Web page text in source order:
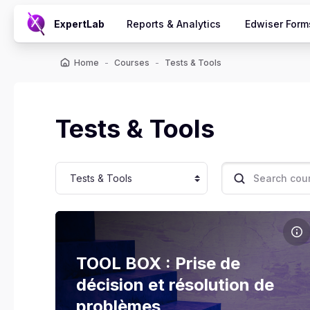
ExpertLab Reports & Analytics Edwiser
Home Courses Tests & Tools
Tests & Tools
Course categories Search courses
Prendre des décisions et résoudre des
problèmes ne se résument pas à des choix
rapides. ...
Course image TOOL BOX : Prise de décision et
Course image
Course name
TOOL BOX : Prise de
décision et résolution de